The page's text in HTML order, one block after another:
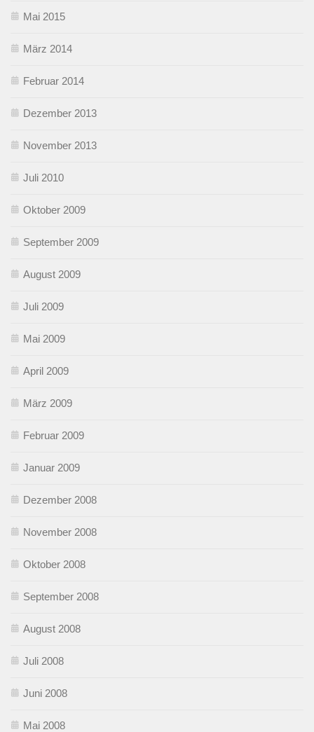
Mai 2015
März 2014
Februar 2014
Dezember 2013
November 2013
Juli 2010
Oktober 2009
September 2009
August 2009
Juli 2009
Mai 2009
April 2009
März 2009
Februar 2009
Januar 2009
Dezember 2008
November 2008
Oktober 2008
September 2008
August 2008
Juli 2008
Juni 2008
Mai 2008